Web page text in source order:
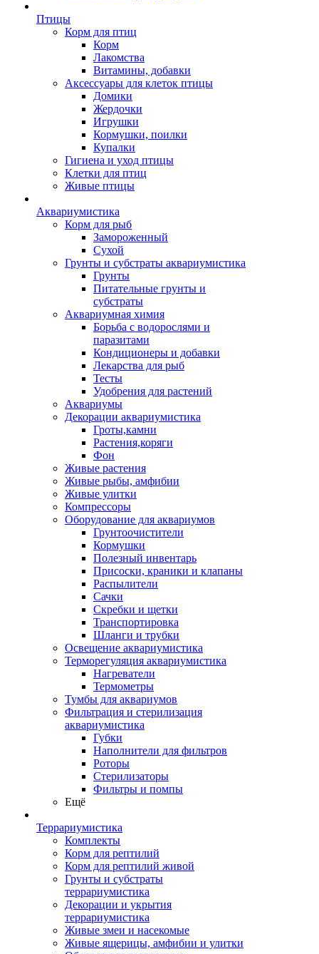
Птицы
Корм для птиц
Корм
Лакомства
Витамины, добавки
Аксессуары для клеток птицы
Домики
Жердочки
Игрушки
Кормушки, поилки
Купалки
Гигиена и уход птицы
Клетки для птиц
Живые птицы
Аквариумистика
Корм для рыб
Замороженный
Сухой
Грунты и субстраты аквариумистика
Грунты
Питательные грунты и
субстраты
Аквариумная химия
Борьба с водорослями и
паразитами
Кондиционеры и добавки
Лекарства для рыб
Тесты
Удобрения для растений
Аквариумы
Декорации аквариумистика
Гроты,камни
Растения,коряги
Фон
Живые растения
Живые рыбы, амфибии
Живые улитки
Компрессоры
Оборудование для аквариумов
Грунтоочистители
Кормушки
Полезный инвентарь
Присоски, краники и клапаны
Распылители
Сачки
Скребки и щетки
Транспортировка
Шланги и трубки
Освещение аквариумистика
Терморегуляция аквариумистика
Нагреватели
Термометры
Тумбы для аквариумов
Фильтрация и стерилизация
аквариумистика
Губки
Наполнители для фильтров
Роторы
Стерилизаторы
Фильтры и помпы
Ещё
Террариумистика
Комплекты
Корм для рептилий
Корм для рептилий живой
Грунты и субстраты
террариумистика
Декорации и укрытия
террариумистика
Живые змеи и насекомые
Живые ящерицы, амфибии и улитки